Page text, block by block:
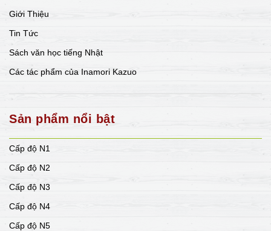
Giới Thiệu
Tin Tức
Sách văn học tiếng Nhật
Các tác phẩm của Inamori Kazuo
Sản phẩm nổi bật
Cấp độ N1
Cấp độ N2
Cấp độ N3
Cấp độ N4
Cấp độ N5